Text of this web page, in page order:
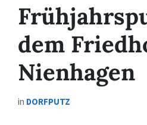
dem
Nienhagen
in DORFPUTZ